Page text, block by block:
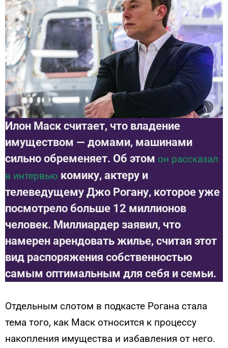
Илон Маск считает, что владение
имуществом — домами, машинами
сильно обременяет. Об этом он рассказал
в интервью комику, актеру и
телеведущему Джо Рогану, которое уже
посмотрело больше 12 миллионов
человек. Миллиардер заявил, что
намерен арендовать жилье, считая этот
вид распоряжения собственностью
самым оптимальным для себя и семьи.
Отдельным слотом в подкасте Рогана стала
тема того, как Маск относится к процессу
накопления имущества и избавления от него.